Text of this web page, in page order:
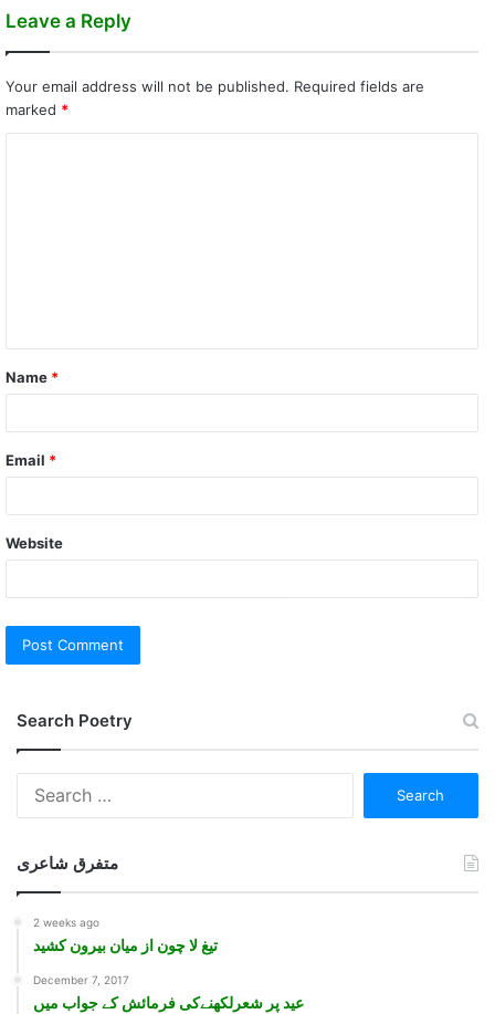
Leave a Reply
Your email address will not be published. Required fields are
marked *
t
*
Name *
Email *
Website
Search Poetry
متفرق شاعری
2 weeks ago
تیغ لا چون از میان بیرون کشید
December 7, 2017
عيد پر شعرلکھنےکی فرمائش کے جواب ميں